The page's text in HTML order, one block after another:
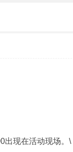
出现在活动现场。\